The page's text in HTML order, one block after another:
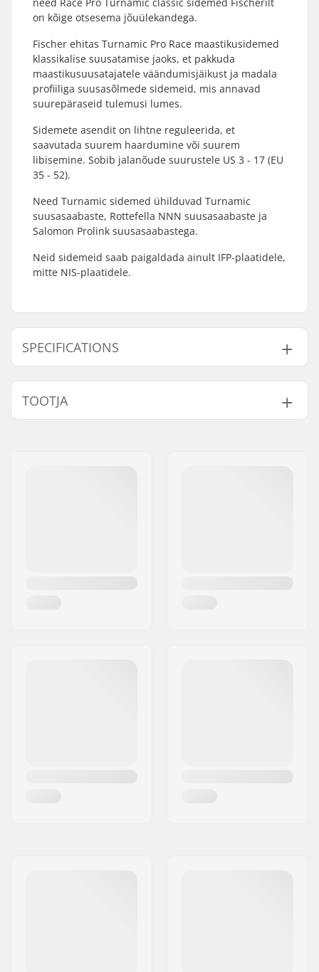
on kõige otsesema jõuülekandega.
Fischer ehitas Turnamic Pro Race maastikusidemed
klassikalise suusatamise jaoks, et pakkuda
maastikusuusatajatele väändumisjäikust ja madala
profiiliga suusasõlmede sidemeid, mis annavad
suurepäraseid tulemusi lumes.
Sidemete asendit on lihtne reguleerida, et
saavutada suurem haardumine või suurem
libisemine. Sobib jalanõude suurustele US 3 - 17 (EU
35 - 52).
Need Turnamic sidemed ühilduvad Turnamic
suusasaabaste, Rottefella NNN suusasaabaste ja
Salomon Prolink suusasaabastega.
Neid sidemeid saab paigaldada ainult IFP-plaatidele,
mitte NIS-plaatidele.
SPECIFICATIONS
Suusatüüp:
Classic
Ühilduvad saapad:
Turnamic (NNN)
TOOTJA